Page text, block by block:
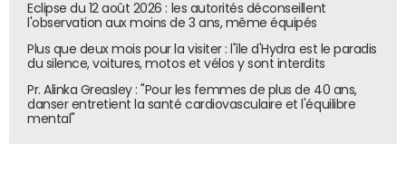
Eclipse du 12 août 2026 : les autorités déconseillent
l'observation aux moins de 3 ans, même équipés
Plus que deux mois pour la visiter : l'île d'Hydra est le paradis
du silence, voitures, motos et vélos y sont interdits
Pr. Alinka Greasley : "Pour les femmes de plus de 40 ans,
danser entretient la santé cardiovasculaire et l'équilibre
mental"